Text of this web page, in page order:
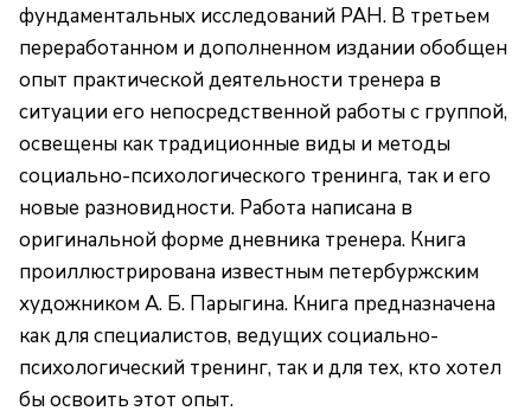
фундаментальных исследований РАН. В третьем
переработанном и дополненном издании обобщен
опыт практической деятельности тренера в
ситуации его непосредственной работы с группой,
освещены как традиционные виды и методы
социально-психологического тренинга, так и его
новые разновидности. Работа написана в
оригинальной форме дневника тренера. Книга
проиллюстрирована известным петербуржским
художником А. Б. Парыгина. Книга предназначена
как для специалистов, ведущих социально-
психологический тренинг, так и для тех, кто хотел
бы освоить этот опыт.